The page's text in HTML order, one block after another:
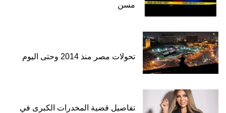
مسن
تحولات مصر منذ 2014 وحتى اليوم
تفاصيل قضية المخدرات الكبرى في